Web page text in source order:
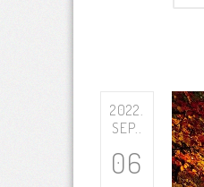
2022.
SEP..
06